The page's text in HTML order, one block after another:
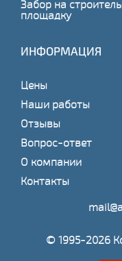
Забор на
площадку
ИНФОРМАЦИЯ
Цены
Наши работы
Отзывы
Вопрос-ответ
О компании
Контакты
© 1995-2026